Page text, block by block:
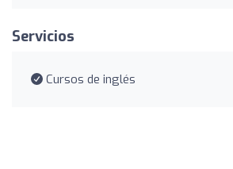
Servicios
Cursos de inglés